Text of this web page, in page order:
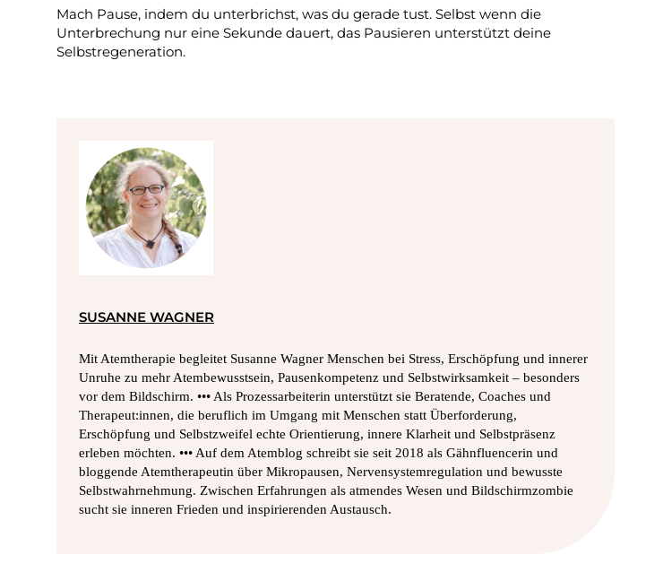
Mach Pause, indem du unterbrichst, was du gerade tust. Selbst wenn die
Unterbrechung nur eine Sekunde dauert, das Pausieren unterstützt deine
Selbstregeneration.
SUSANNE WAGNER
Mit Atemtherapie begleitet Susanne Wagner Menschen bei Stress, Erschöpfung und innerer
Unruhe zu mehr Atembewusstsein, Pausenkompetenz und Selbstwirksamkeit – besonders
vor dem Bildschirm. ••• Als Prozessarbeiterin unterstützt sie Beratende, Coaches und
Therapeut:innen, die beruflich im Umgang mit Menschen statt Überforderung,
Erschöpfung und Selbstzweifel echte Orientierung, innere Klarheit und Selbstpräsenz
erleben möchten. ••• Auf dem Atemblog schreibt sie seit 2018 als Gähnfluencerin und
bloggende Atemtherapeutin über Mikropausen, Nervensystemregulation und bewusste
Selbstwahrnehmung. Zwischen Erfahrungen als atmendes Wesen und Bildschirmzombie
sucht sie inneren Frieden und inspirierenden Austausch.